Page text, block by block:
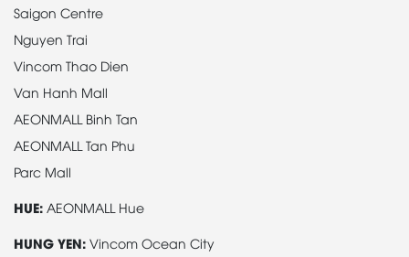
Saigon Centre
Nguyen Trai
Vincom Thao Dien
Van Hanh Mall
AEONMALL Binh Tan
AEONMALL Tan Phu
Parc Mall
HUE: AEONMALL Hue
HUNG YEN: Vincom Ocean City